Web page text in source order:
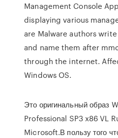
Management Console
displaying various
are Malware authors
and name them after
through the internet.
Windows OS.
Это оригинальный образ
Professional SP3 x86 VL
Microsoft.В пользу того